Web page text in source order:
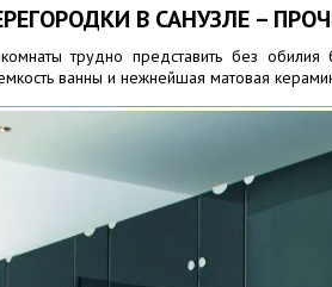
В САНУЗЛЕ –
трудно представить без обилия
ванны и нежнейшая матовая